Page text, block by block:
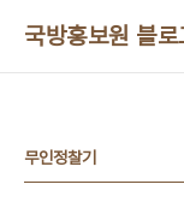
국방홍보원 블
무인정찰기